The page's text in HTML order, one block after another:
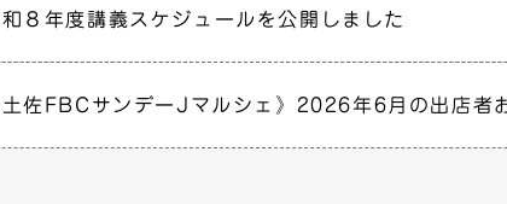
８年度講義スケジュールを公開しました
土佐FBCサンデーJマルシェ》2026年6月の出店者